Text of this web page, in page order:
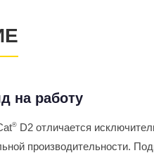
на работу
® D2 отличается
производительности.